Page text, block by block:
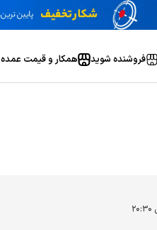
فروشنده شوید همکار و قیمت عمده